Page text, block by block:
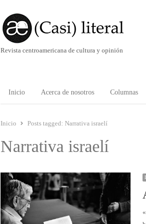
Revista centroamericana de cultura y opinión
Inicio Acerca de nosotros Columnas
Inicio Posts tagged: Narrativa israelí
Narrativa israelí